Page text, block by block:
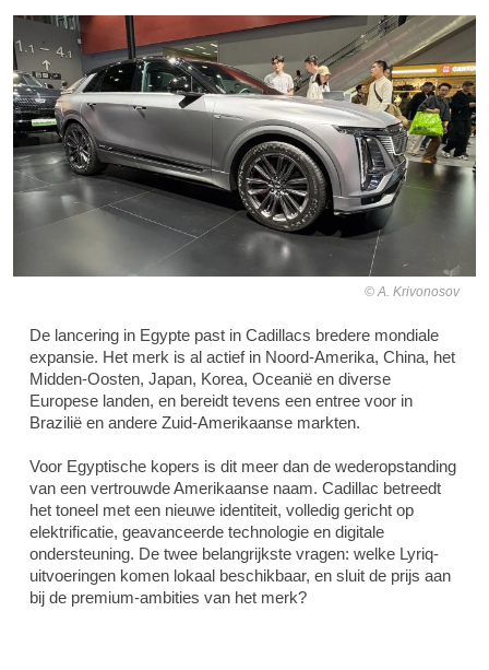
A. Krivonosov
De lancering in Egypte past in Cadillacs bredere mondiale
expansie. Het merk is al actief in Noord-Amerika, China, het
Midden-Oosten, Japan, Korea, Oceanië en diverse
Europese landen, en bereidt tevens een entree voor in
Brazilië en andere Zuid-Amerikaanse markten.
Voor Egyptische kopers is dit meer dan de wederopstanding
van een vertrouwde Amerikaanse naam. Cadillac betreedt
het toneel met een nieuwe identiteit, volledig gericht op
elektrificatie, geavanceerde technologie en digitale
ondersteuning. De twee belangrijkste vragen: welke Lyriq-
uitvoeringen komen lokaal beschikbaar, en sluit de prijs aan
bij de premium-ambities van het merk?